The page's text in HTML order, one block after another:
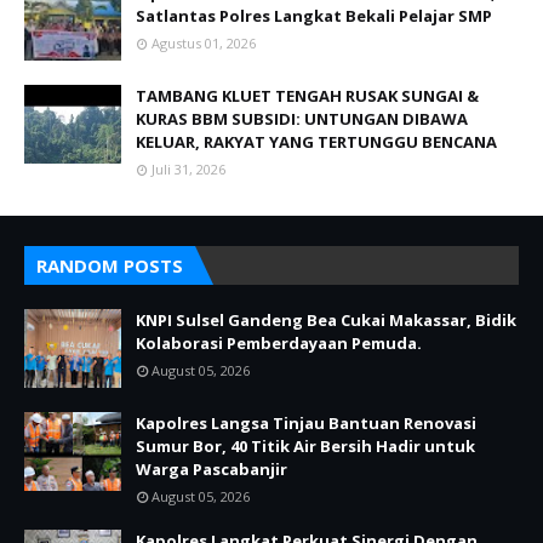
Satlantas Polres Langkat Bekali Pelajar SMP
Agustus 01, 2026
TAMBANG KLUET TENGAH RUSAK SUNGAI &
KURAS BBM SUBSIDI: UNTUNGAN DIBAWA
KELUAR, RAKYAT YANG TERTUNGGU BENCANA
Juli 31, 2026
RANDOM POSTS
KNPI Sulsel Gandeng Bea Cukai Makassar, Bidik
Kolaborasi Pemberdayaan Pemuda.‎
August 05, 2026
Kapolres Langsa Tinjau Bantuan Renovasi
Sumur Bor, 40 Titik Air Bersih Hadir untuk
Warga Pascabanjir
August 05, 2026